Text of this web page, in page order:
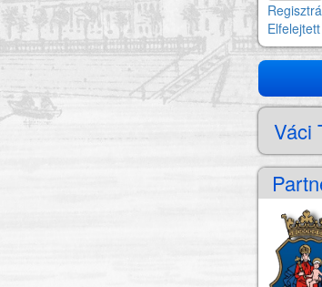
kereső
Váci